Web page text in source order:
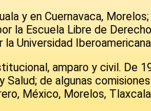
y en Cuernavaca,
la Escuela Libre de
Universidad
amparo y civil. De
de algunas
México, Morelos,